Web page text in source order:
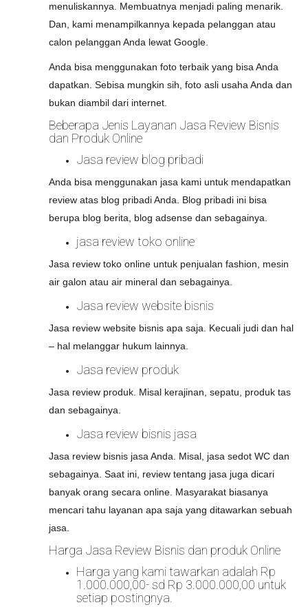
menuliskannya. Membuatnya menjadi paling menarik.
Dan, kami menampilkannya kepada pelanggan atau
calon pelanggan Anda lewat Google.
Anda bisa menggunakan foto terbaik yang bisa Anda
dapatkan. Sebisa mungkin sih, foto asli usaha Anda dan
bukan diambil dari internet.
Beberapa Jenis Layanan Jasa Review Bisnis
dan Produk Online
Jasa review blog pribadi
Anda bisa menggunakan jasa kami untuk mendapatkan
review atas blog pribadi Anda. Blog pribadi ini bisa
berupa blog berita, blog adsense dan sebagainya.
jasa review toko online
Jasa review toko online untuk penjualan fashion, mesin
air galon atau air mineral dan sebagainya.
Jasa review website bisnis
Jasa review website bisnis apa saja. Kecuali judi dan hal
– hal melanggar hukum lainnya.
Jasa review produk
Jasa review produk. Misal kerajinan, sepatu, produk tas
dan sebagainya.
Jasa review bisnis jasa
Jasa review bisnis jasa Anda. Misal, jasa sedot WC dan
sebagainya. Saat ini, review tentang jasa juga dicari
banyak orang secara online. Masyarakat biasanya
mencari tahu layanan apa saja yang ditawarkan sebuah
jasa.
Harga Jasa Review Bisnis dan produk Online
Harga yang kami tawarkan adalah Rp
1.000.000,00- sd Rp 3.000.000,00 untuk
setiap postingnya.